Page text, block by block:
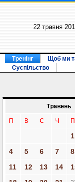
22 травня
Тренінг Щоб ми
Суспільство
Травень
П В С Ч П
1
4
5 6 7 8
11
12 13 14